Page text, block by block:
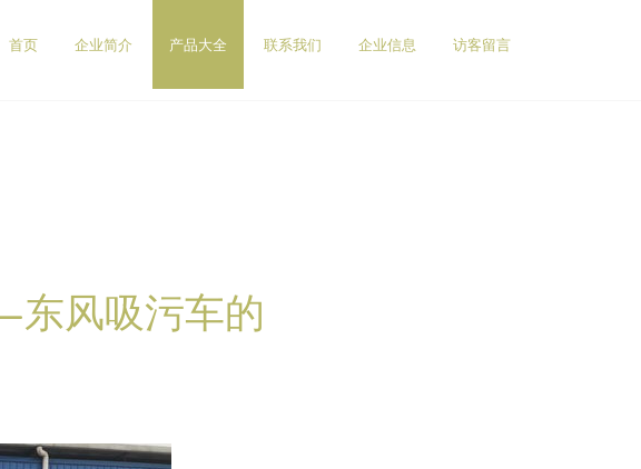
首页 企业简介 产品大全 联系我们 企业信息 访客留言
东风吸污车的